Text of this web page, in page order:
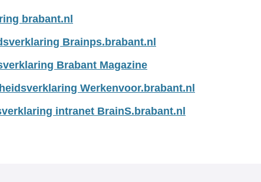
brabant.nl
Brainps.brabant.nl
Brabant Magazine
Werkenvoor.brabant.nl
intranet BrainS.brabant.nl